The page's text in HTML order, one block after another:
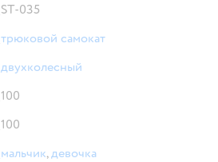
ST-035
трюковой самокат
двухколесный
100
100
мальчик,девочка